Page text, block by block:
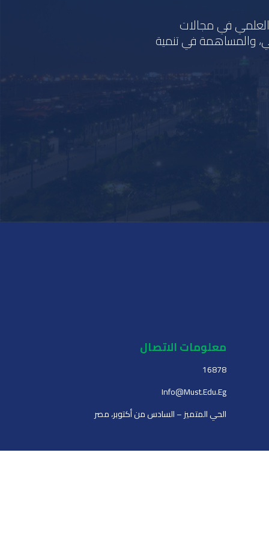
العلمي في مجالات
والمساهمة في تنمية
معلومات الاتصال
16878
Info@must.edu.eg
الحي المتميز – السادس من أكتوبر، مصر